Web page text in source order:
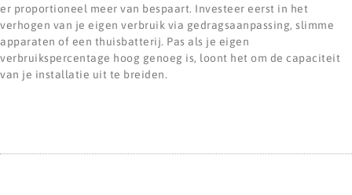
er proportioneel meer van bespaart. Investeer eerst in het
verhogen van je eigen verbruik via gedragsaanpassing, slimme
apparaten of een thuisbatterij. Pas als je eigen
verbruikspercentage hoog genoeg is, loont het om de capaciteit
van je installatie uit te breiden.